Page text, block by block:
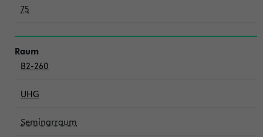
75
B2-260
UHG
Seminarraum